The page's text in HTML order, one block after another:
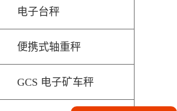
电子台秤
便携式轴重秤
GCS 电子矿车秤